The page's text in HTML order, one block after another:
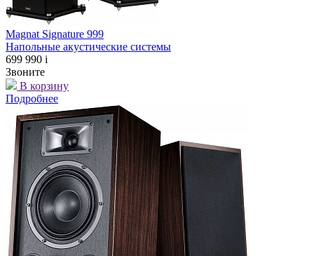
Magnat Signature 999
Напольные акустические системы
699 990 i
Звоните
В корзину
Подробнее